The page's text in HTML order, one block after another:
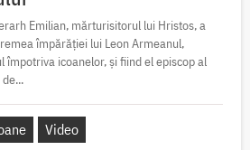
Emilian, mărturisitorul lui Hristos, a
împărăției lui Leon Armeanul,
împotriva icoanelor, și fiind el episcop al
Video